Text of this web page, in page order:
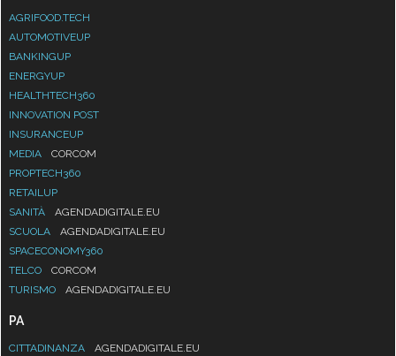
AGRIFOOD.TECH
AUTOMOTIVEUP
BANKINGUP
ENERGYUP
HEALTHTECH360
INNOVATION POST
INSURANCEUP
MEDIA
CORCOM
PROPTECH360
RETAILUP
SANITÀ
AGENDADIGITALE.EU
SCUOLA
AGENDADIGITALE.EU
SPACECONOMY360
TELCO
CORCOM
TURISMO
AGENDADIGITALE.EU
PA
CITTADINANZA
AGENDADIGITALE.EU